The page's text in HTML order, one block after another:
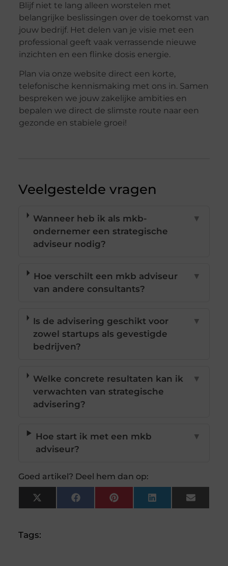
Blijf niet te lang alleen worstelen met
belangrijke beslissingen over de toekomst van
jouw bedrijf. Het delen van je visie met een
professional geeft vaak verrassende nieuwe
inzichten en een flinke dosis energie.
Plan via onze website direct een korte,
telefonische kennismaking met ons in. Samen
bespreken we jouw zakelijke ambities en
bepalen we direct de slimste route naar een
gezonde en stabiele groei!
Veelgestelde vragen
Wanneer heb ik als mkb-
ondernemer een strategische
adviseur nodig?
▼
Hoe verschilt een mkb adviseur
van andere consultants?
▼
Is de advisering geschikt voor
zowel startups als gevestigde
bedrijven?
▼
Welke concrete resultaten kan ik
verwachten van strategische
advisering?
▼
Hoe start ik met een mkb
adviseur?
▼
Goed artikel? Deel hem dan op:
X
(Twitter)
FacebookPinterestLinkedInEmail
Tags: